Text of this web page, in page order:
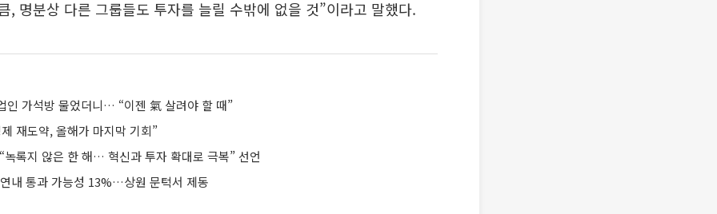
, 명분상 다른 그룹들도 투자를 늘릴 수밖에 없을 것”이라고 말했다.
인 가석방 물었더니… “이젠 氣 살려야 할 때”
재도약, 올해가 마지막 기회”
녹록지 않은 한 해… 혁신과 투자 확대로 극복” 선언
내 통과 가능성 13%…상원 문턱서 제동